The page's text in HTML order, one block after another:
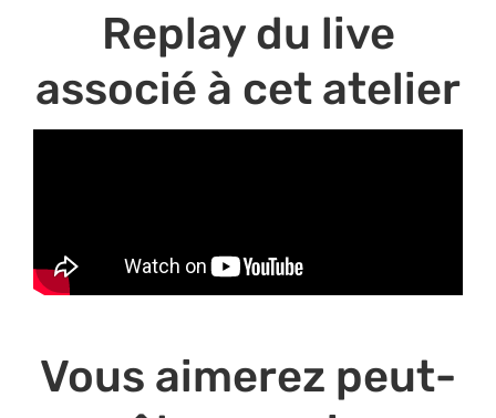
Replay du live
associé à cet atelier
Vous aimerez peut-